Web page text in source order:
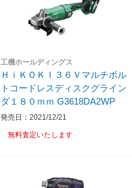
工機ホールディングス
ＨｉＫＯＫＩ３６Ｖマルチボル
トコードレスディスクグライン
ダ１８０ｍｍ G3618DA2WP
発売日：2021/12/21
無料査定いたします